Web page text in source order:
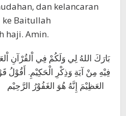
dan kelancaran
Baitullah
haji. Amin.
بَارَكَ اللهُ لِي وَلَكُمْ فِي اْلقُرْآنِ
فِيْهِ مِنْ آيَةِ وَذِكْرِ الْحَكِيْمِ. أَقُوْلُ